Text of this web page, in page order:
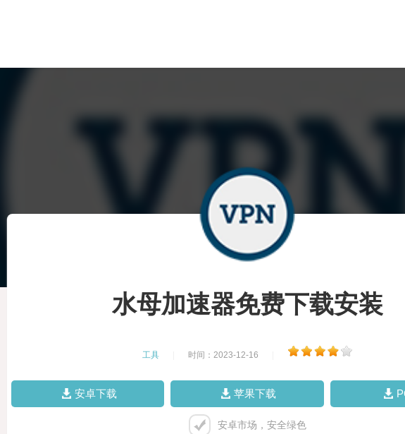
水母加速器免费下载安装
工具 时间：2023-12-16
安卓下载 苹果下载
安卓市场，安全绿色